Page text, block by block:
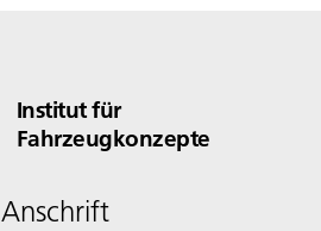
Institut für
Fahrzeugkonzepte
Anschrift